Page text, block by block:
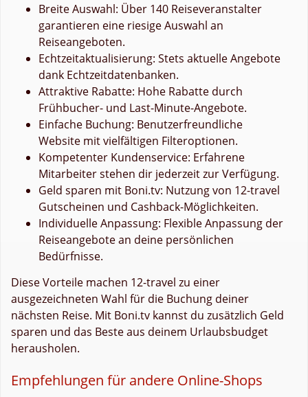
Breite Auswahl: Über 140 Reiseveranstalter
garantieren eine riesige Auswahl an
Reiseangeboten.
Echtzeitaktualisierung: Stets aktuelle Angebote
dank Echtzeitdatenbanken.
Attraktive Rabatte: Hohe Rabatte durch
Frühbucher- und Last-Minute-Angebote.
Einfache Buchung: Benutzerfreundliche
Website mit vielfältigen Filteroptionen.
Kompetenter Kundenservice: Erfahrene
Mitarbeiter stehen dir jederzeit zur Verfügung.
Geld sparen mit Boni.tv: Nutzung von 12-travel
Gutscheinen und Cashback-Möglichkeiten.
Individuelle Anpassung: Flexible Anpassung der
Reiseangebote an deine persönlichen
Bedürfnisse.
Diese Vorteile machen 12-travel zu einer
ausgezeichneten Wahl für die Buchung deiner
nächsten Reise. Mit Boni.tv kannst du zusätzlich Geld
sparen und das Beste aus deinem Urlaubsbudget
herausholen.
Empfehlungen für andere Online-Shops